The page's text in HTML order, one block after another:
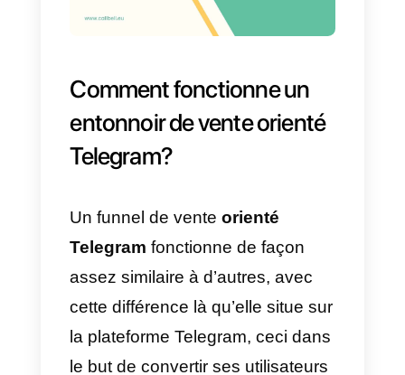
bots sont des programmes qui
peuvent interagir avec les
utilisateurs de manière
automatique. Ils peuvent
informations, envoyer des
messages personnalisés et
guider les utilisateurs à travers
desfunnels de vente.